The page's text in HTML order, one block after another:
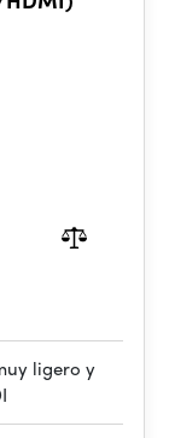
ligero y